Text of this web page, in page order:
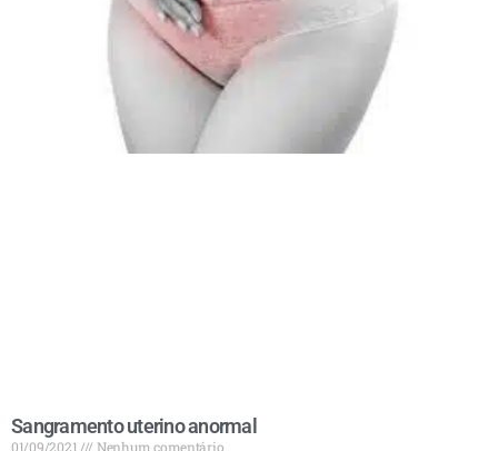
Sangramento uterino anormal
01/09/2021 Nenhum comentário